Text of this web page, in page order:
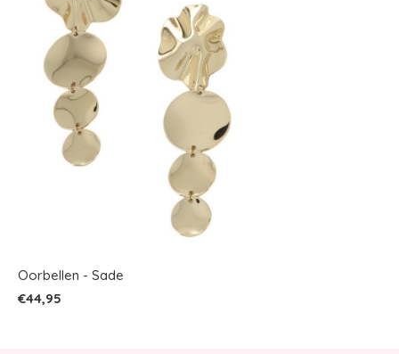
Oorbellen - Sade
€44,95